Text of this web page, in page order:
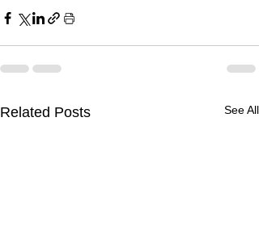
Related Posts See All